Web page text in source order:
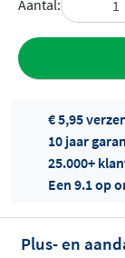
Aantal:
Offertes
€ 5,95
10 jaar
25.000+
Een 9.1 op
Plus- en